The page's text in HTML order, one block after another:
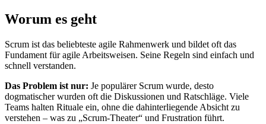
Worum es geht
Scrum ist das beliebteste agile Rahmenwerk und bildet oft das
Fundament für agile Arbeitsweisen. Seine Regeln sind einfach und
schnell verstanden.
Das Problem ist nur: Je populärer Scrum wurde, desto
dogmatischer wurden oft die Diskussionen und Ratschläge. Viele
Teams halten Rituale ein, ohne die dahinterliegende Absicht zu
verstehen – was zu „Scrum-Theater“ und Frustration führt.